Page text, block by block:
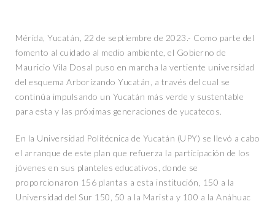
Mérida, Yucatán, 22 de septiembre de 2023.- Como parte del
fomento al cuidado al medio ambiente, el Gobierno de
Mauricio Vila Dosal puso en marcha la vertiente universidad
del esquema Arborizando Yucatán, a través del cual se
continúa impulsando un Yucatán más verde y sustentable
para esta y las próximas generaciones de yucatecos.
En la Universidad Politécnica de Yucatán (UPY) se llevó a cabo
el arranque de este plan que refuerza la participación de los
jóvenes en sus planteles educativos, donde se
proporcionaron 156 plantas a esta institución, 150 a la
Universidad del Sur 150, 50 a la Marista y 100 a la Anáhuac